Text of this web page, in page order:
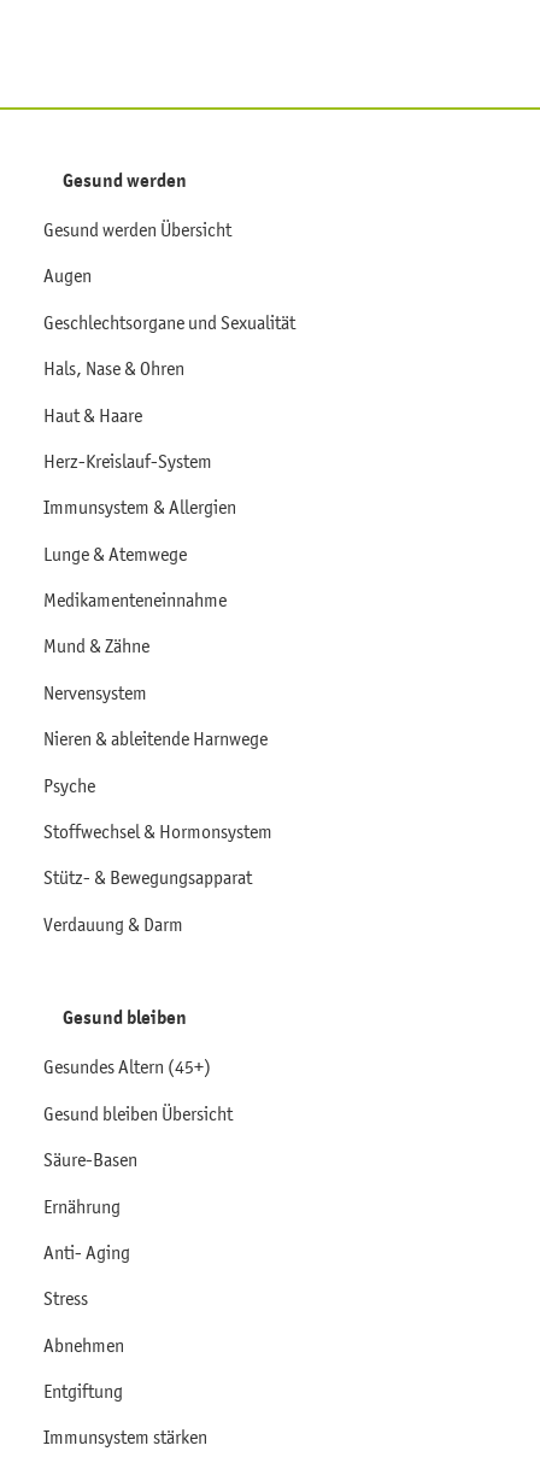
Gesund werden
Gesund werden Übersicht
Augen
Geschlechtsorgane und Sexualität
Hals, Nase & Ohren
Haut & Haare
Herz-Kreislauf-System
Immunsystem & Allergien
Lunge & Atemwege
Medikamenteneinnahme
Mund & Zähne
Nervensystem
Nieren & ableitende Harnwege
Psyche
Stoffwechsel & Hormonsystem
Stütz- & Bewegungsapparat
Verdauung & Darm
Gesund bleiben
Gesundes Altern (45+)
Gesund bleiben Übersicht
Säure-Basen
Ernährung
Anti- Aging
Stress
Abnehmen
Entgiftung
Immunsystem stärken